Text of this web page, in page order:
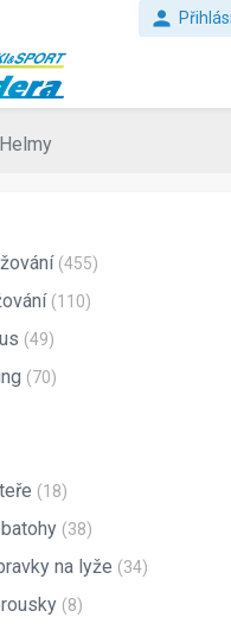
person
Helmy
(455)
(110)
(49)
(70)
(18)
(38)
na lyže (34)
(8)